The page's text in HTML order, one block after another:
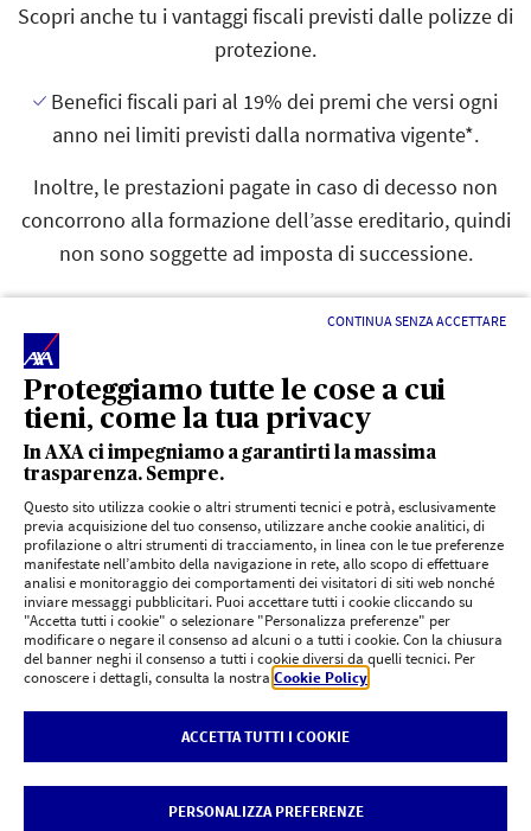
Proteggiamo tutte le cose a cui
tieni, come la tua privacy
In AXA ci impegniamo a garantirti la massima
trasparenza. Sempre.
Questo sito utilizza cookie o altri strumenti tecnici e potrà, esclusivamente
previa acquisizione del tuo consenso, utilizzare anche cookie analitici, di
profilazione o altri strumenti di tracciamento, in linea con le tue preferenze
manifestate nell’ambito della navigazione in rete, allo scopo di effettuare
analisi e monitoraggio dei comportamenti dei visitatori di siti web nonché
inviare messaggi pubblicitari. Puoi accettare tutti i cookie cliccando su
"Accetta tutti i cookie" o selezionare "Personalizza preferenze" per
modificare o negare il consenso ad alcuni o a tutti i cookie. Con la chiusura
del banner neghi il consenso a tutti i cookie diversi da quelli tecnici. Per
conoscere i dettagli, consulta la nostra Cookie Policy
CONTINUA SENZA ACCETTARE
ACCETTA TUTTI I COOKIE
PERSONALIZZA PREFERENZE
Scopri anche tu i vantaggi fiscali previsti dalle polizze di
protezione.
Benefici fiscali pari al 19% dei premi che versi ogni
anno nei limiti previsti dalla normativa vigente*.
Inoltre, le prestazioni pagate in caso di decesso non
concorrono alla formazione dell’asse ereditario, quindi
non sono soggette ad imposta di successione.
*agenziaentrate.gov
La quotazione è indicativa e non vincolante, non costituisce né
sostituisce un preventivo e/o una proposta contrattuale in quanto
mancante di alcuni elementi necessari all'assunzione del rischio
assicurativo. Per avere maggiori informazioni e un preventivo su misura
rivolgiti ad un'agenzia AXA o una Filiale di Banca Monte dei Paschi di
Siena
Prima della sottoscrizione leggere il set informativo disponibile su
axa.iteaxa-mps.it.
PrivacyAXA-AXA MPS|Cookie Policy|Rivedi le tue scelte sui Cookie |
Dichiarazione di accessibilità
AXA Assicurazioni S.p.A. - Partita IVA 00902170018 | AXA MPS -
Assicurazioni Vita S.p.A. - Partita IVA 00959221003